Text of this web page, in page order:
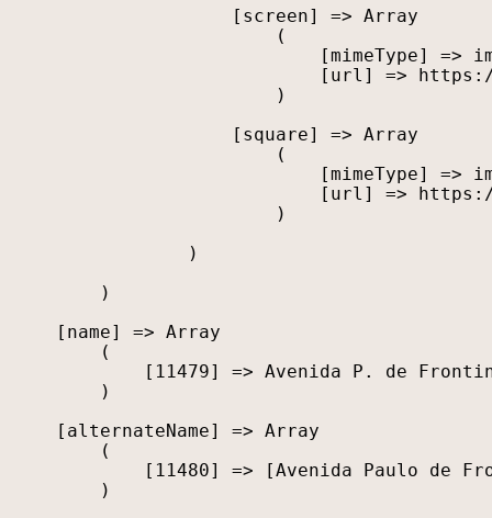
                    [screen] => Array
                        (
[mimeType] =>
[url] =>
                        )
                    [square] => Array
                        (
[mimeType] =>
[url] =>
                        )
                )
        )
    [name] => Array
        (
[11479] => Avenida P. de
        )
    [alternateName] => Array
        (
[11480] => [Avenida Paulo de
        )